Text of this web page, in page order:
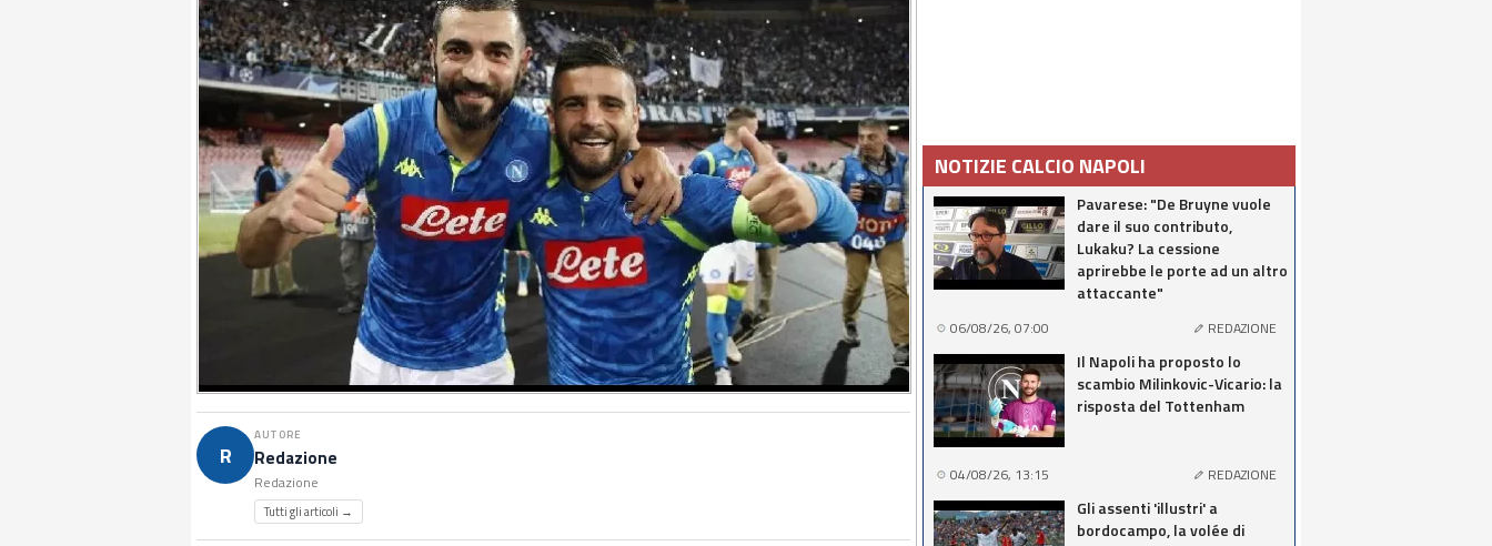
R
AUTORE
Redazione
Redazione
Tutti gli articoli →
NOTIZIE CALCIO NAPOLI
Pavarese: "De Bruyne vuole
dare il suo contributo,
Lukaku? La cessione
aprirebbe le porte ad un altro
attaccante"
06/08/26, 07:00 REDAZIONE
Il Napoli ha proposto lo
scambio Milinkovic-Vicario: la
risposta del Tottenham
04/08/26, 13:15 REDAZIONE
Gli assenti 'illustri' a
bordocampo, la volée di